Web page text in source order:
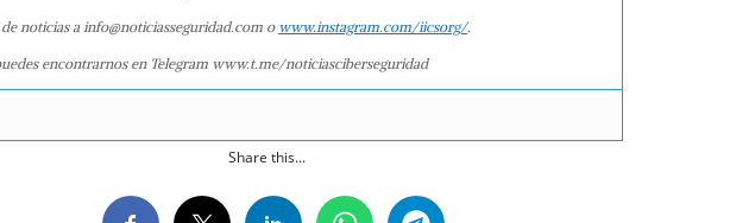
noticias a info@noticiasseguridad.com o www.instagram.com/iicsorg/.
encontrarnos en Telegram www.t.me/noticiasciberseguridad
Share this...